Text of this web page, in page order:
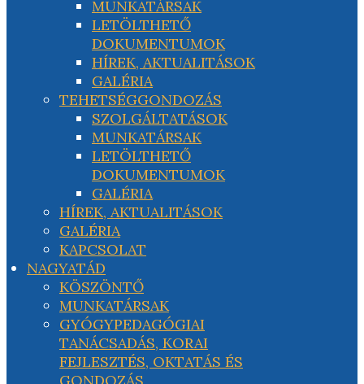
MUNKATÁRSAK
LETÖLTHETŐ
DOKUMENTUMOK
HÍREK, AKTUALITÁSOK
GALÉRIA
TEHETSÉGGONDOZÁS
SZOLGÁLTATÁSOK
MUNKATÁRSAK
LETÖLTHETŐ
DOKUMENTUMOK
GALÉRIA
HÍREK, AKTUALITÁSOK
GALÉRIA
KAPCSOLAT
NAGYATÁD
KÖSZÖNTŐ
MUNKATÁRSAK
GYÓGYPEDAGÓGIAI
TANÁCSADÁS, KORAI
FEJLESZTÉS, OKTATÁS ÉS
GONDOZÁS